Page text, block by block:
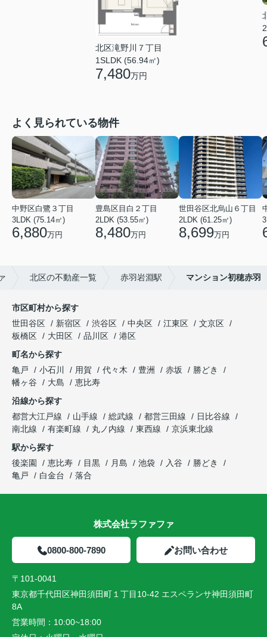
北区滝野川７丁目
1SLDK (56.94㎡)
7,480万円
よく見られている物件
中野区白鷺３丁目
3LDK (75.14㎡)
6,880万円
豊島区目白２丁目
2LDK (53.55㎡)
8,480万円
世田谷区北烏山６丁目
2LDK (61.25㎡)
8,699万円
北区の不動産一覧 赤羽岩淵駅 マンション初穂赤羽
市区町村から探す
世田谷区
新宿区 渋谷区 中央区 江東区
文京区
板橋区
大田区 品川区
港区
町名から探す
亀戸
小石川 用賀 代々木 豊洲 赤坂
勝どき
幡ヶ谷
大島
恵比寿
沿線から探す
都営大江戸線
山手線 総武線 都営三田線
日比谷線
南北線
有楽町線 丸ノ内線 東西線
京浜東北線
駅から探す
後楽園
恵比寿 目黒 月島 池袋 入谷
勝どき
亀戸
白金台 落合
株式会社ラファファ
0800-800-7890 お問い合わせ
〒101-0041
東京都千代田区神田須田町１丁目10-42 エスペランサ神田須田町
8A
営業時間： 10:00~18:00